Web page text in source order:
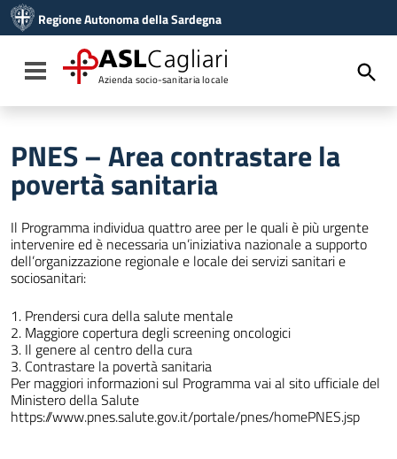
Vai al menu di navigazione
Vai al footer
Regione Autonoma della Sardegna
Toggle navigation
ASLCagliari
Azienda socio-sanitaria locale
PNES – Area contrastare la
povertà sanitaria
Il Programma individua quattro aree per le quali è più urgente
intervenire ed è necessaria un’iniziativa nazionale a supporto
dell’organizzazione regionale e locale dei servizi sanitari e
sociosanitari:
1. Prendersi cura della salute mentale
2. Maggiore copertura degli screening oncologici
3. Il genere al centro della cura
3. Contrastare la povertà sanitaria
Per maggiori informazioni sul Programma vai al sito ufficiale del
Ministero della Salute
https://www.pnes.salute.gov.it/portale/pnes/homePNES.jsp